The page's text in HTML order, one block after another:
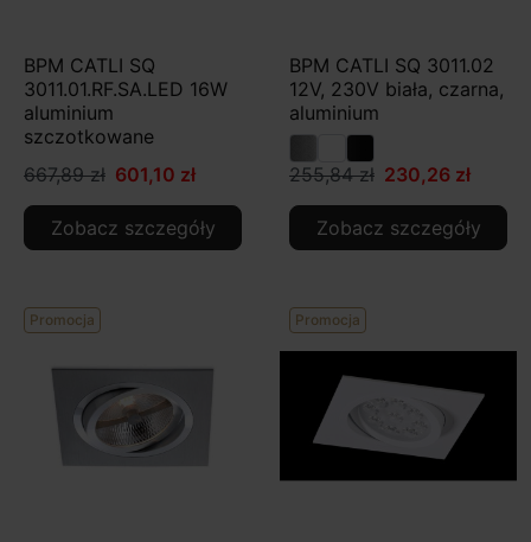
BPM CATLI SQ
3011.01.RF.SA.LED 16W
aluminium
szczotkowane
667,89 zł 601,10 zł
Zobacz szczegóły
BPM CATLI SQ 3011.02
12V, 230V biała, czarna,
aluminium
255,84 zł 230,26 zł
Zobacz szczegóły
Promocja Promocja